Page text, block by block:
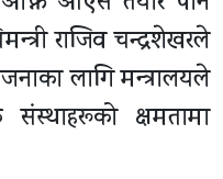
राजिव चन्द्रशेखरले
लागि मन्त्रालयले
संस्थाहरूको क्षमतामा